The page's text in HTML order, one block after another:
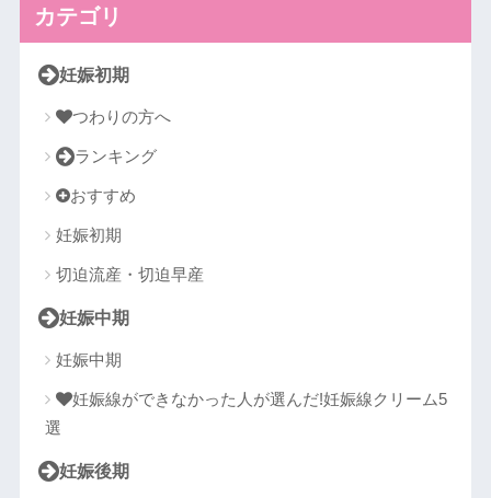
カテゴリ
妊娠初期
つわりの方へ
ランキング
おすすめ
妊娠初期
切迫流産・切迫早産
妊娠中期
妊娠中期
妊娠線ができなかった人が選んだ!妊娠線クリーム5
選
妊娠後期